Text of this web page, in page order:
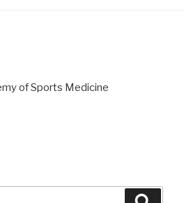
of Sports Medicine